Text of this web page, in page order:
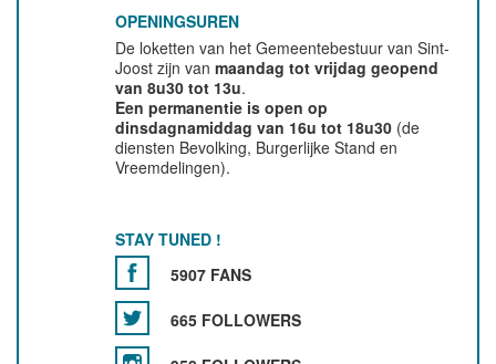
OPENINGSUREN
De loketten van het Gemeentebestuur van Sint-
Joost zijn vanmaandag tot vrijdag geopend
van 8u30 tot 13u.
Een permanentie is open op
dinsdagnamiddag van 16u tot 18u30 (de
diensten Bevolking, Burgerlijke Stand en
Vreemdelingen).
STAY TUNED !
5907 FANS
665 FOLLOWERS